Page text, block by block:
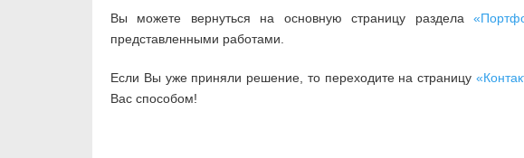
Вы можете вернуться на основную страницу раздела
представленными работами.
Если Вы уже приняли решение, то переходите на страницу
Вас способом!